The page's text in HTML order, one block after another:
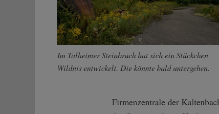
Im Talheimer Steinbruch hat sich ein Stückchen
Wildnis entwickelt. Die könnte bald untergehen.
Firmenzentrale der